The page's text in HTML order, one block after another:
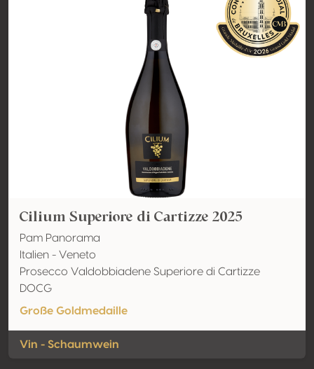
Cilium Superiore di Cartizze 2025
Pam Panorama
Italien - Veneto
Prosecco Valdobbiadene Superiore di Cartizze
DOCG
Große Goldmedaille
Vin - Schaumwein